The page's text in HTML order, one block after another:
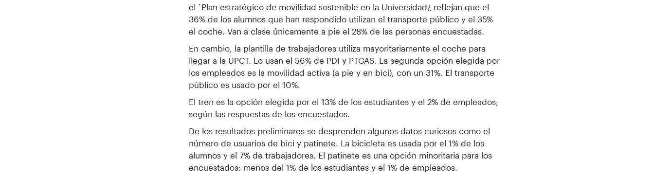
el `Plan estratégico de movilidad sostenible en la Universidad¿ reflejan que el
36% de los alumnos que han respondido utilizan el transporte público y el 35%
el coche. Van a clase únicamente a pie el 28% de las personas encuestadas.
En cambio, la plantilla de trabajadores utiliza mayoritariamente el coche para
llegar a la UPCT. Lo usan el 56% de PDI y PTGAS. La segunda opción elegida por
los empleados es la movilidad activa (a pie y en bici), con un 31%. El transporte
público es usado por el 10%.
El tren es la opción elegida por el 13% de los estudiantes y el 2% de empleados,
según las respuestas de los encuestados.
De los resultados preliminares se desprenden algunos datos curiosos como el
número de usuarios de bici y patinete. La bicicleta es usada por el 1% de los
alumnos y el 7% de trabajadores. El patinete es una opción minoritaria para los
encuestados: menos del 1% de los estudiantes y el 1% de empleados.